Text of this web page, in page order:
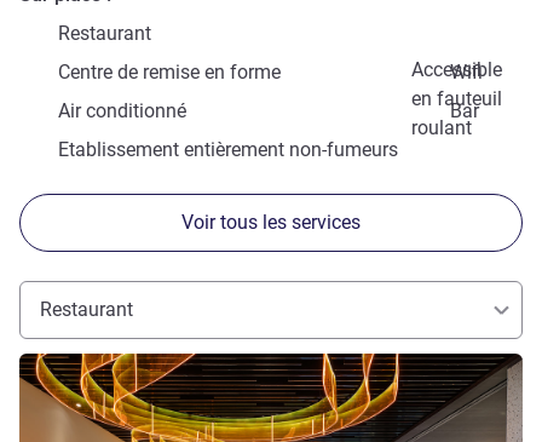
Restaurant
Accessible
en fauteuil
roulant
Centre de remise en forme
Wifi
Air conditionné
Bar
Etablissement entièrement non-fumeurs
Voir tous les services
Restaurant
Voir les détails